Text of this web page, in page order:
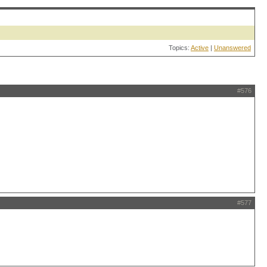
Topics: Active | Unanswered
#576
#577